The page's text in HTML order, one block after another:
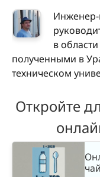
Инженер-
в
полученными в
техническом
Откройте